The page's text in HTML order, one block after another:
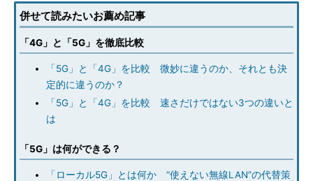
併せて読みたいお薦め記事
「4G」と「5G」を徹底比較
「5G」と「4G」を比較 微妙に違うのか、それとも決
定的に違うのか？
「5G」と「4G」を比較 速さだけではない3つの違いと
は
「5G」は何ができる？
「ローカル5G」とは何か “使えない無線LAN”の代替策